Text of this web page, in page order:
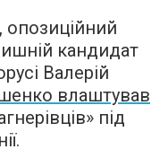
опозиційний
кандидат
Валерій
влаштував
під